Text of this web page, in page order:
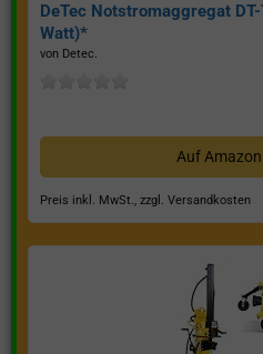
DeTec Notstromaggregat
Watt)*
von Detec.
Auf
Preis inkl. MwSt., zzgl. Versandkosten